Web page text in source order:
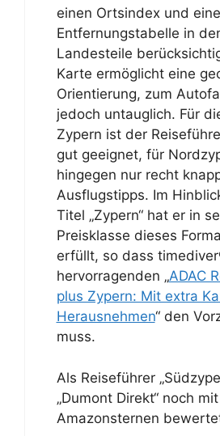
einen Ortsindex und eine
Entfernungstabelle in
Landesteile
Karte ermöglicht eine
Orientierung, zum
jedoch untauglich. Für
Zypern ist der
gut geeignet, für
hingegen nur recht
Ausflugstipps. Im
Titel „Zypern“ hat er in
Preisklasse dieses
erfüllt, so dass
hervorragenden „ADAC
plus Zypern: Mit extra
Herausnehmen“ den
muss.
Als Reiseführer
„Dumont Direkt“ noch
Amazonsternen